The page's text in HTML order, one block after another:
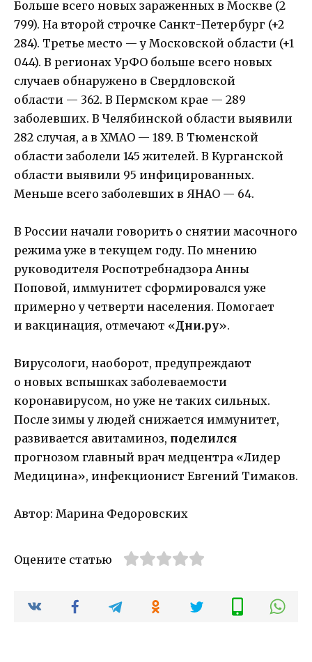
Больше всего новых зараженных в Москве (2
799). На второй строчке Санкт-Петербург (+2
284). Третье место — у Московской области (+1
044). В регионах УрФО больше всего новых
случаев обнаружено в Свердловской
области — 362. В Пермском крае — 289
заболевших. В Челябинской области выявили
282 случая, а в ХМАО — 189. В Тюменской
области заболели 145 жителей. В Курганской
области выявили 95 инфицированных.
Меньше всего заболевших в ЯНАО — 64.
В России начали говорить о снятии масочного
режима уже в текущем году. По мнению
руководителя Роспотребнадзора Анны
Поповой, иммунитет сформировался уже
примерно у четверти населения. Помогает
и вакцинация, отмечают «Дни.ру».
Вирусологи, наоборот, предупреждают
о новых вспышках заболеваемости
коронавирусом, но уже не таких сильных.
После зимы у людей снижается иммунитет,
развивается авитаминоз, поделился
прогнозом главный врач медцентра «Лидер
Медицина», инфекционист Евгений Тимаков.
Автор: Марина Федоровских
Оцените статью